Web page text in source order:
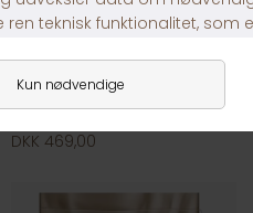
Nordic Gastric Zero
DKK 469,00